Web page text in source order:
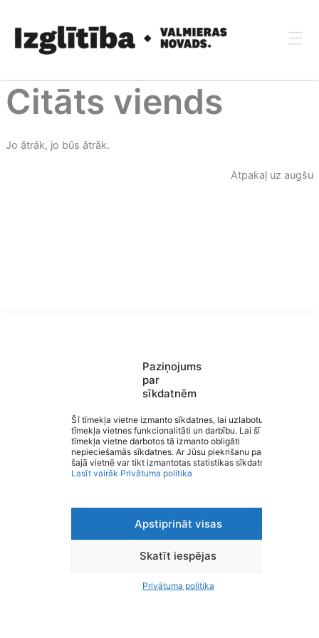
Paziņojums
par
sīkdatnēm
Šī tīmekļa vietne izmanto sīkdatnes, lai uzlabotu
tīmekļa vietnes funkcionalitāti un darbību. Lai šī
tīmekļa vietne darbotos tā izmanto obligāti
nepieciešamās sīkdatnes. Ar Jūsu piekrišanu papildus
šajā vietnē var tikt izmantotas statistikas sīkdatnes.
Lasīt vairāk Privātuma politika
Apstiprināt visas
Skatīt iespējas
Privātuma politika
content
Citāts viends
Jo ātrāk, jo būs ātrāk.
Atpakaļ uz augšu
Izglītība Valmieras novadā
Saziņa
Izvēlne
Ātrās saites
Sociālie tīkli
Privātuma politika